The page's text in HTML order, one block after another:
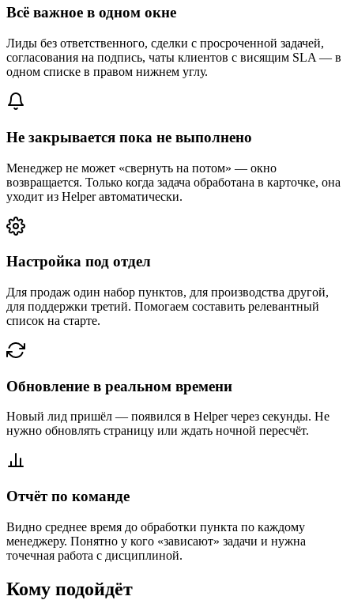
Всё важное в одном окне
Лиды без ответственного, сделки с просроченной задачей,
согласования на подпись, чаты клиентов с висящим SLA — в
одном списке в правом нижнем углу.
Не закрывается пока не выполнено
Менеджер не может «свернуть на потом» — окно
возвращается. Только когда задача обработана в карточке, она
уходит из Helper автоматически.
Настройка под отдел
Для продаж один набор пунктов, для производства другой,
для поддержки третий. Помогаем составить релевантный
список на старте.
Обновление в реальном времени
Новый лид пришёл — появился в Helper через секунды. Не
нужно обновлять страницу или ждать ночной пересчёт.
Отчёт по команде
Видно среднее время до обработки пункта по каждому
менеджеру. Понятно у кого «зависают» задачи и нужна
точечная работа с дисциплиной.
Кому подойдёт